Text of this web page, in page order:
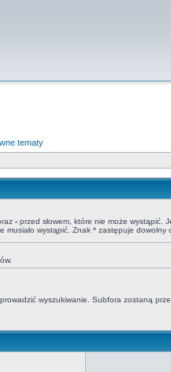
tematy
- przed słowem, które nie może wystąpić.
musiało wystąpić. Znak * zastępuje dowolny
wyszukiwanie. Subfora zostaną